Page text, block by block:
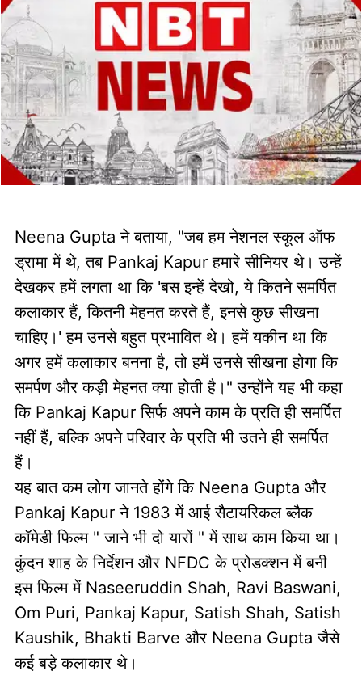
Neena Gupta ने बताया, "जब हम नेशनल स्कूल ऑफ
ड्रामा में थे, तब Pankaj Kapur हमारे सीनियर थे। उन्हें
देखकर हमें लगता था कि 'बस इन्हें देखो, ये कितने समर्पित
कलाकार हैं, कितनी मेहनत करते हैं, इनसे कुछ सीखना
चाहिए।' हम उनसे बहुत प्रभावित थे। हमें यकीन था कि
अगर हमें कलाकार बनना है, तो हमें उनसे सीखना होगा कि
समर्पण और कड़ी मेहनत क्या होती है।" उन्होंने यह भी कहा
कि Pankaj Kapur सिर्फ अपने काम के प्रति ही समर्पित
नहीं हैं, बल्कि अपने परिवार के प्रति भी उतने ही समर्पित
हैं।
यह बात कम लोग जानते होंगे कि Neena Gupta और
Pankaj Kapur ने 1983 में आई सैटायरिकल ब्लैक
कॉमेडी फिल्म " जाने भी दो यारों " में साथ काम किया था।
कुंदन शाह के निर्देशन और NFDC के प्रोडक्शन में बनी
इस फिल्म में Naseeruddin Shah, Ravi Baswani,
Om Puri, Pankaj Kapur, Satish Shah, Satish
Kaushik, Bhakti Barve और Neena Gupta जैसे
कई बड़े कलाकार थे।